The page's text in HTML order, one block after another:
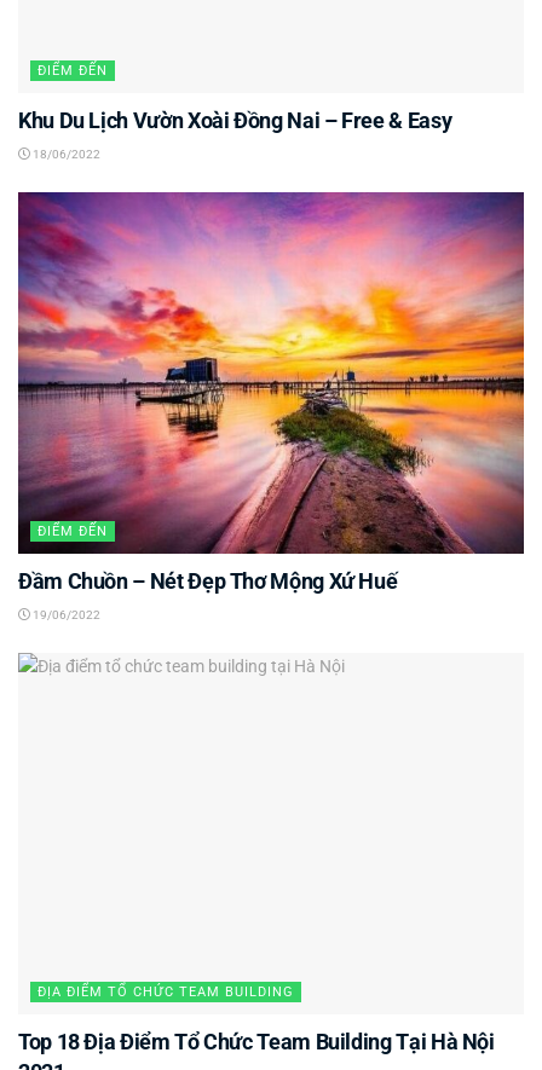
ĐIỂM ĐẾN
Khu Du Lịch Vườn Xoài Đồng Nai – Free & Easy
18/06/2022
ĐIỂM ĐẾN
Đầm Chuồn – Nét Đẹp Thơ Mộng Xứ Huế
19/06/2022
ĐỊA ĐIỂM TỔ CHỨC TEAM BUILDING
Top 18 Địa Điểm Tổ Chức Team Building Tại Hà Nội